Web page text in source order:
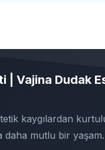
| Vajina Dudak
kaygılardan
daha mutlu bir yaşam.